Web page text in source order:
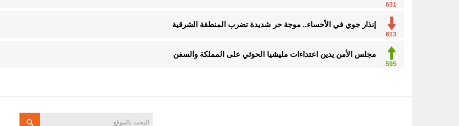
631
613
إنذار جوي في الأحساء.. موجة حر شديدة تضرب المنطقة الشرقية
595
مجلس الأمن يدين اعتداءات مليشيا الحوثي على المملكة والسفن